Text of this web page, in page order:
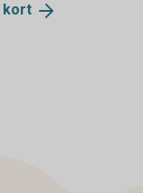
kort